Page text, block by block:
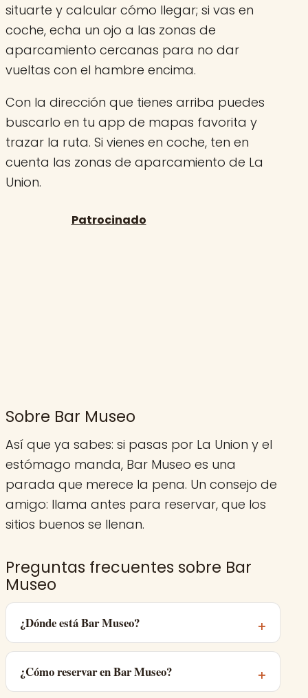
situarte y calcular cómo llegar; si vas en
coche, echa un ojo a las zonas de
aparcamiento cercanas para no dar
vueltas con el hambre encima.
Con la dirección que tienes arriba puedes
buscarlo en tu app de mapas favorita y
trazar la ruta. Si vienes en coche, ten en
cuenta las zonas de aparcamiento de La
Union.
Sobre Bar Museo
Así que ya sabes: si pasas por La Union y el
estómago manda, Bar Museo es una
parada que merece la pena. Un consejo de
amigo: llama antes para reservar, que los
sitios buenos se llenan.
Preguntas frecuentes sobre Bar
Museo
¿Dónde está Bar Museo?
¿Cómo reservar en Bar Museo?